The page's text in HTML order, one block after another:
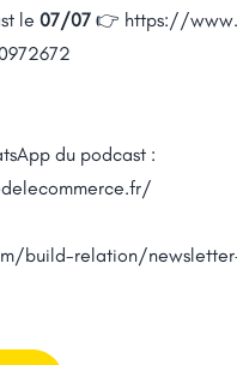
le 07/07 👉 https://
du podcast :
build-relation/